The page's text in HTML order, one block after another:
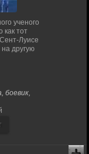
ученого
как тот
Луисе
другую
боевик,